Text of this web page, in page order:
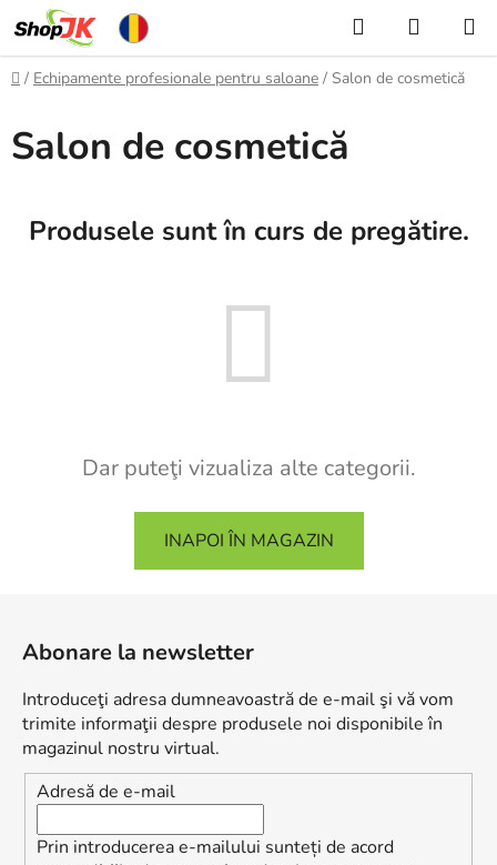
conținut
Căutare
DE
Acasă
/ Echipamente profesionale pentru saloane / Salon de cosmetică
Salon de cosmetică
Produsele sunt în curs de pregătire.
Dar puteţi vizualiza alte categorii.
INAPOI ÎN MAGAZIN
Abonare la newsletter
Introduceţi adresa dumneavoastră de e-mail şi vă vom
trimite informaţii despre produsele noi disponibile în
magazinul nostru virtual.
Adresă de e-mail
Prin introducerea e-mailului sunteți de acord